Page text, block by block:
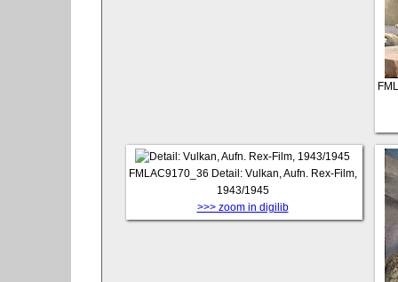
FMLAC9170_36 Detail: Vulkan, Aufn. Rex-Film,
1943/1945
>>> zoom in digilib